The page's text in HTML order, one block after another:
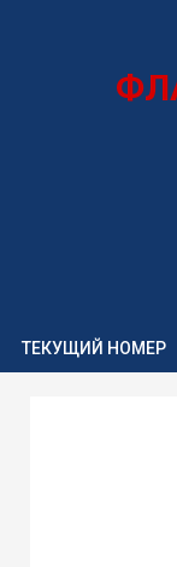
ТЕКУЩИЙ НОМЕР